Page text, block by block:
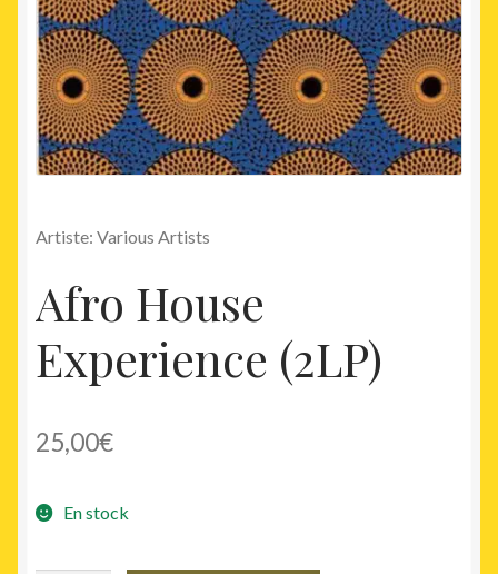
Artiste: Various Artists
Afro House
Experience (2LP)
25,00€
En stock